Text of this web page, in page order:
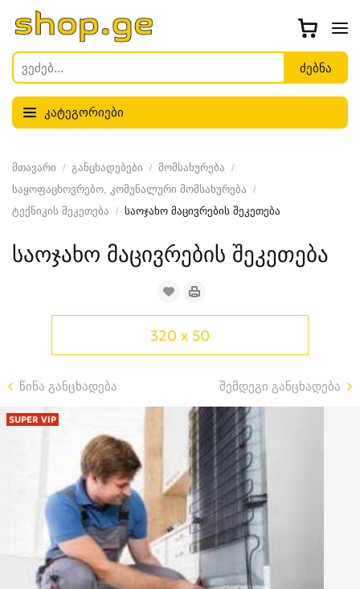
კატეგორიები
მთავარი განცხადებები
მომსახურება
საყოფაცხოვრებო, კომუნალური მომსახურება
ტექნიკის შეკეთება
საოჯახო მაცივრების შეკეთება
საოჯახო მაცივრების შეკეთება
320 x 50
წინა განცხადება შემდეგი განცხადება
SUPER VIP